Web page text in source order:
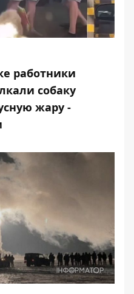
работники
собаку
жару -